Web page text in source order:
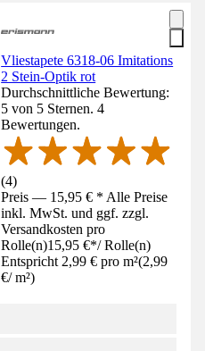
Vliestapete 6318-06 Imitations
2 Stein-Optik rot
Durchschnittliche Bewertung:
5 von 5 Sternen. 4
Bewertungen.
(4)
Preis — 15,95 € * Alle Preise
inkl. MwSt. und ggf. zzgl.
Versandkosten pro
Rolle(n)15,95 €*/ Rolle(n)
Entspricht 2,99 € pro m²(2,99
€/ m²)